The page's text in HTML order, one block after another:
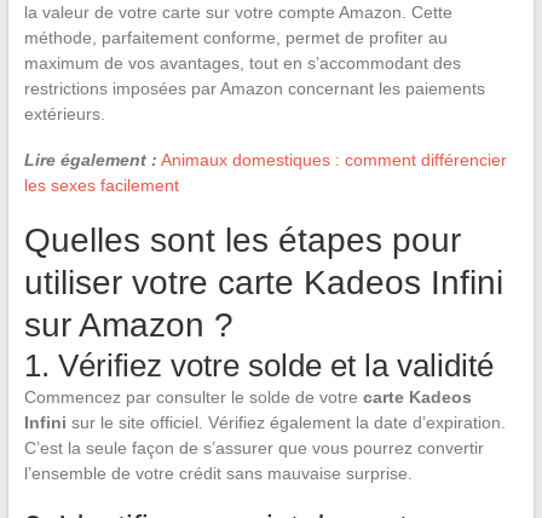
la valeur de votre carte sur votre compte Amazon. Cette
méthode, parfaitement conforme, permet de profiter au
maximum de vos avantages, tout en s’accommodant des
restrictions imposées par Amazon concernant les paiements
extérieurs.
Lire également : Animaux domestiques : comment différencier
les sexes facilement
Quelles sont les étapes pour
utiliser votre carte Kadeos Infini
sur Amazon ?
1. Vérifiez votre solde et la validité
Commencez par consulter le solde de votre carte Kadeos
Infini sur le site officiel. Vérifiez également la date d’expiration.
C’est la seule façon de s’assurer que vous pourrez convertir
l’ensemble de votre crédit sans mauvaise surprise.